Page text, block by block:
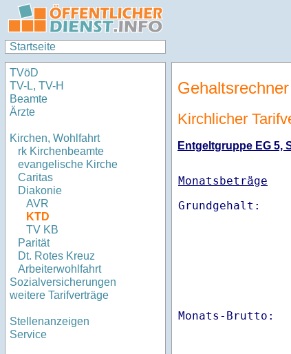
Startseite
TVöD
TV-L, TV-H
Beamte
Ärzte
Kirchen, Wohlfahrt
rk Kirchenbeamte
evangelische Kirche
Caritas
Diakonie
AVR
KTD
TV KB
Parität
Dt. Rotes Kreuz
Arbeiterwohlfahrt
Sozialversicherungen
weitere Tarifverträge
Stellenanzeigen
Service
Kirchlicher
Entgeltgruppe EG 5,
Monatsbeträge
Monats-